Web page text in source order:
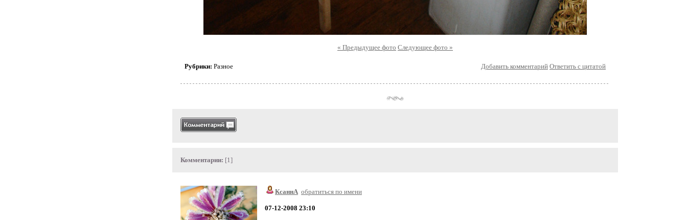
« Предыдущее фото Следующее фото »
Рубрики: Разное Добавить комментарий Ответить с цитатой
Комментарии: [1]
КсаннА обратиться по имени
07-12-2008 23:10